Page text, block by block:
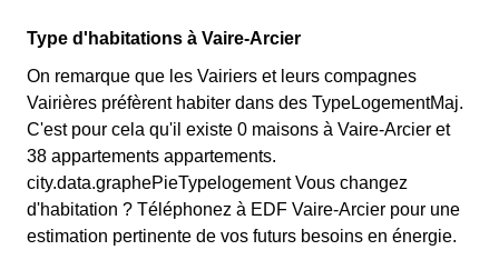
Type d'habitations à Vaire-Arcier
On remarque que les Vairiers et leurs compagnes
Vairières préfèrent habiter dans des TypeLogementMaj.
C'est pour cela qu'il existe 0 maisons à Vaire-Arcier et
38 appartements appartements.
city.data.graphePieTypelogement Vous changez
d'habitation ? Téléphonez à EDF Vaire-Arcier pour une
estimation pertinente de vos futurs besoins en énergie.